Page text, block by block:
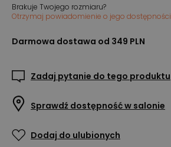
Brakuje Twojego rozmiaru?
Otrzymaj powiadomienie o jego dostępności
Darmowa dostawa od 349 PLN
Zadaj pytanie do tego produktu
Sprawdź dostępność w salonie
Dodaj do ulubionych